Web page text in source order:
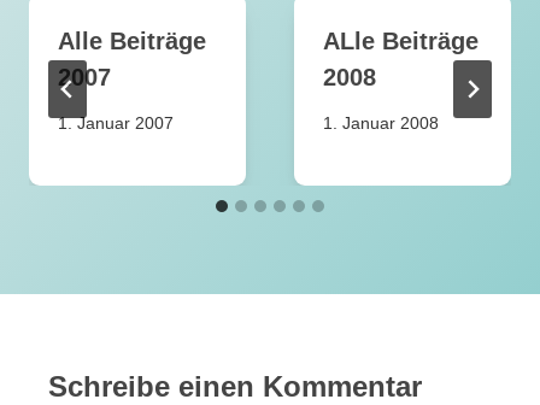
Alle Beiträge
2007
1. Januar 2007
ALle Beiträge
2008
1. Januar 2008
Schreibe einen Kommentar